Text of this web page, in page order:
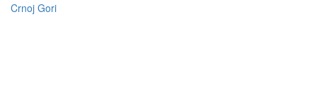
Crnoj Gori